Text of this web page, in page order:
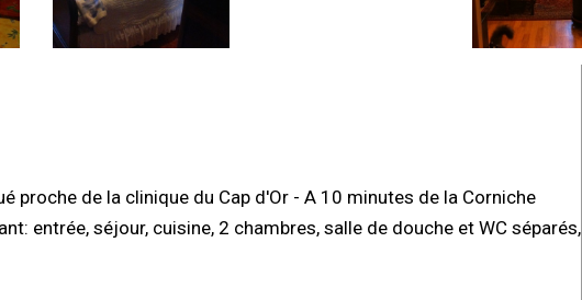
proche de la clinique du Cap d'Or - A 10 minutes de la Corniche
entrée, séjour, cuisine, 2 chambres, salle de douche et WC séparés,